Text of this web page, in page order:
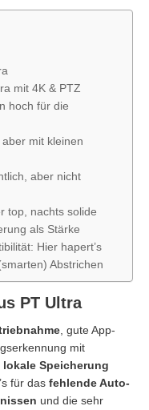
mit 4K & PTZ
hoch für die
mit kleinen
aber nicht
top, nachts solide
als Stärke
Hier hapert’s
Abstrichen
PT Ultra
, gute App-
mit
lokale Speicherung
für das fehlende Auto-
und die sehr